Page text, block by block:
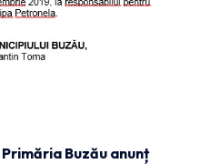
Primăria Buzău anunț